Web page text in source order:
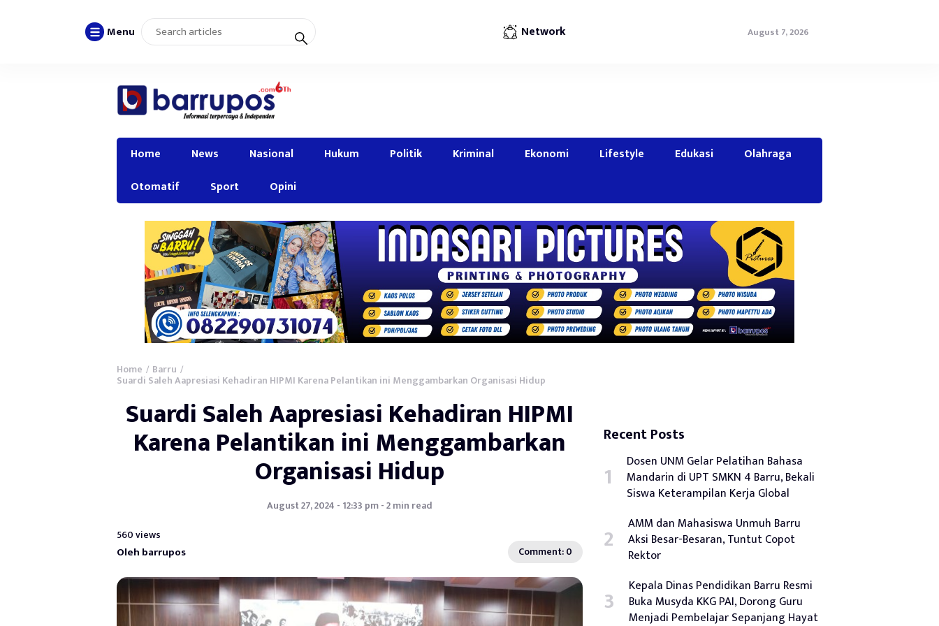
Menu Network August 7, 2026
Home News Nasional Hukum Politik Kriminal Ekonomi Lifestyle Edukasi
Olahraga
Otomatif
Sport Opini
Home / Barru /
Suardi Saleh Aapresiasi Kehadiran HIPMI Karena Pelantikan ini Menggambarkan Organisasi Hidup
Suardi Saleh Aapresiasi Kehadiran HIPMI
Karena Pelantikan ini Menggambarkan
Organisasi Hidup
August 27, 2024 - 12:33 pm - 2 min read
560 views
Oleh barrupos Comment: 0
Recent Posts
Dosen UNM Gelar Pelatihan Bahasa
Mandarin di UPT SMKN 4 Barru, Bekali
Siswa Keterampilan Kerja Global
AMM dan Mahasiswa Unmuh Barru
Aksi Besar-Besaran, Tuntut Copot
Rektor
Kepala Dinas Pendidikan Barru Resmi
Buka Musyda KKG PAI, Dorong Guru
Menjadi Pembelajar Sepanjang Hayat